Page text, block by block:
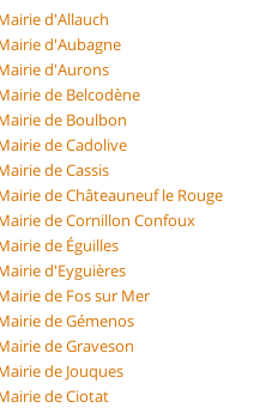
d'Allauch
d'Aubagne
d'Aurons
de Belcodène
de Boulbon
de Cadolive
de Cassis
de Châteauneuf le Rouge
de Cornillon Confoux
de Éguilles
d'Eyguières
de Fos sur Mer
de Gémenos
de Graveson
de Jouques
de Ciotat